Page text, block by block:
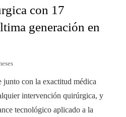
con 17
generación en
junto con la exactitud médica
intervención quirúrgica, y
tecnológico aplicado a la